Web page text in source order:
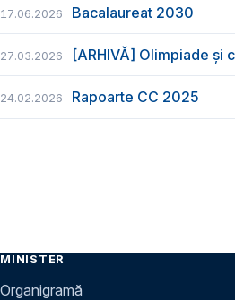
17.06.2026 Bacalaureat 2030
27.03.2026 [ARHIVĂ] Olimpiade și
24.02.2026 Rapoarte CC 2025
MINISTER
Organigramă